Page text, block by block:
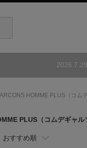
HOMME PLUS （コム
PLUS （コムデギャ
おすすめ順